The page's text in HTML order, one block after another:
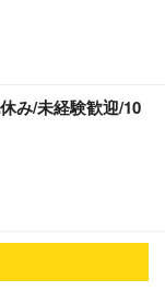
み/未経験歓迎/10